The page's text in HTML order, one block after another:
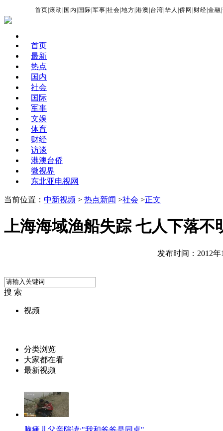
首页 |滚动 国内 国际 |军事 |社会 |地方 |港澳 台湾 |华人 |侨网 财经 |金融 |
首页
最新
热点
国内
社会
国际
军事
文娱
体育
财经
访谈
港澳台侨
微视界
东北亚电视网
当前位置： 中新视频 > 热点新闻 >社会 >正文
上海海域渔船失踪 七人下落不
发布时间：2012年
搜 索
视频
分类浏览
大家都在看
最新视频